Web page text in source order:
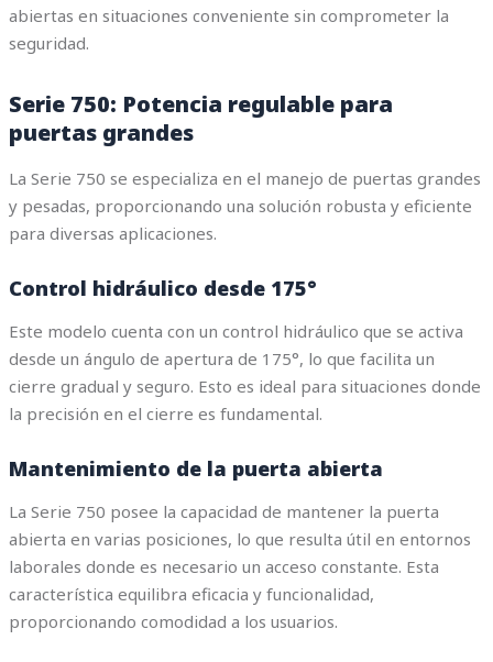
abiertas en situaciones conveniente sin comprometer la
seguridad.
Serie 750: Potencia regulable para
puertas grandes
La Serie 750 se especializa en el manejo de puertas grandes
y pesadas, proporcionando una solución robusta y eficiente
para diversas aplicaciones.
Control hidráulico desde 175°
Este modelo cuenta con un control hidráulico que se activa
desde un ángulo de apertura de 175°, lo que facilita un
cierre gradual y seguro. Esto es ideal para situaciones donde
la precisión en el cierre es fundamental.
Mantenimiento de la puerta abierta
La Serie 750 posee la capacidad de mantener la puerta
abierta en varias posiciones, lo que resulta útil en entornos
laborales donde es necesario un acceso constante. Esta
característica equilibra eficacia y funcionalidad,
proporcionando comodidad a los usuarios.